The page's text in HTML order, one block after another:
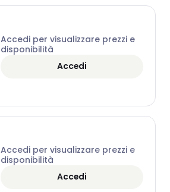
Accedi per visualizzare prezzi e
disponibilità
Accedi
Accedi per visualizzare prezzi e
disponibilità
Accedi